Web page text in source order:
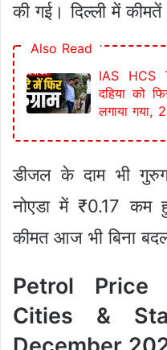
की गई। दिल्ली में
Also Read
IAS HCS
दहिया को
लगाया गया,
डीजल के दाम भी
नोएडा में ₹0.17 कम
कीमत आज भी बिना
Petrol
Cities &